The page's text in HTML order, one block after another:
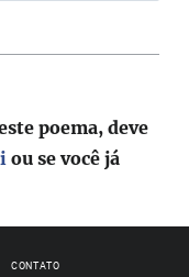
poema, deve
ou se você já
CONTATO